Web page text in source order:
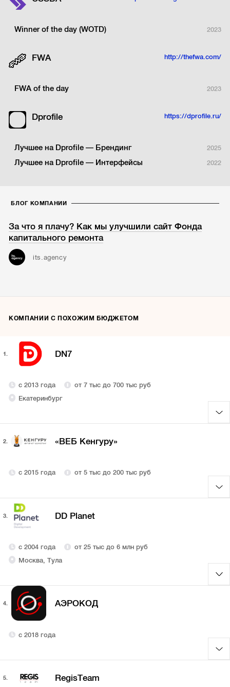
Winner of the day (WOTD) 2023
FWA http://thefwa.com/
FWA of the day 2023
Dprofile https://dprofile.ru/
Лучшее на Dprofile — Брендинг 2025
Лучшее на Dprofile — Интерфейсы 2022
БЛОГ КОМПАНИИ
За что я плачу? Как мы улучшили сайт Фонда
капитального ремонта
its.agency
КОМПАНИИ С ПОХОЖИМ БЮДЖЕТОМ
1. DN7
с 2013 года
от 7 тыс до 700 тыс руб
Екатеринбург
2. «ВЕБ Кенгуру»
с 2015 года от 5 тыс до 200 тыс руб
3. DD Planet
с 2004 года
от 25 тыс до 6 млн руб
Москва, Тула
4. АЭРОКОД
с 2018 года
5. RegisTeam